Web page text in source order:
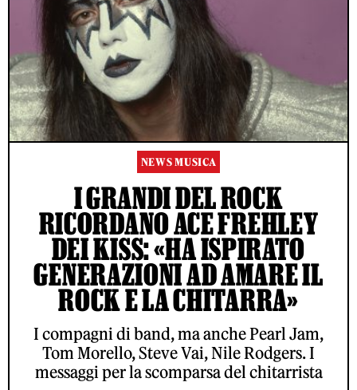
NEWS MUSICA
I GRANDI DEL ROCK
RICORDANO ACE FREHLEY
DEI KISS: «HA ISPIRATO
GENERAZIONI AD AMARE IL
ROCK E LA CHITARRA»
I compagni di band, ma anche Pearl Jam,
Tom Morello, Steve Vai, Nile Rodgers. I
messaggi per la scomparsa del chitarrista